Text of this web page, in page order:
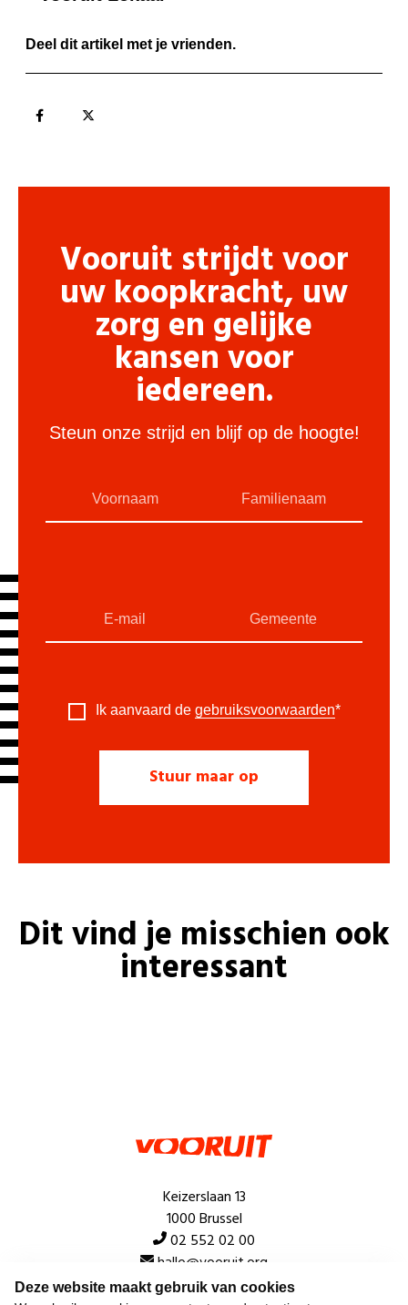
Deze website maakt gebruik van cookies
Deel dit artikel met je vrienden.
Vooruit strijdt voor
uw koopkracht, uw
zorg en gelijke
kansen voor
iedereen.
Steun onze strijd en blijf op de hoogte!
Ik aanvaard de gebruiksvoorwaarden*
Dit vind je misschien ook
interessant
Keizerslaan 13
1000 Brussel
02 552 02 00
hallo@vooruit.org